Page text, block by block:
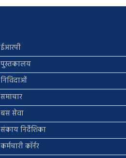
ईआरपी
पुस्तकालय
निविदाओं
समाचार
बस सेवा
संकाय निर्देशिका
कर्मचारी कॉर्नर